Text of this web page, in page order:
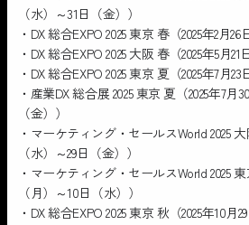
（水）～31日（金））
・DX 総合EXPO 2025 東京 春（2025年2月
・DX 総合EXPO 2025 大阪 春（2025年5月
・DX 総合EXPO 2025 東京 夏（2025年7月
・産業DX 総合展 2025 東京 夏（2025年7月
（金））
・マーケティング・セールスWorld 2025 大
（水）～29日（金））
・マーケティング・セールスWorld 2025 東
（月）～10日（水））
・DX 総合EXPO 2025 東京 秋（2025年10月